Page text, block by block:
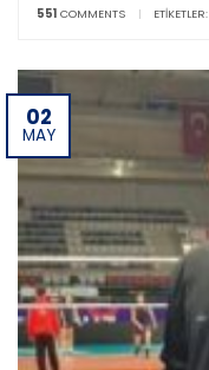
551 COMMENTS | ETIKETLER:
02
MAY